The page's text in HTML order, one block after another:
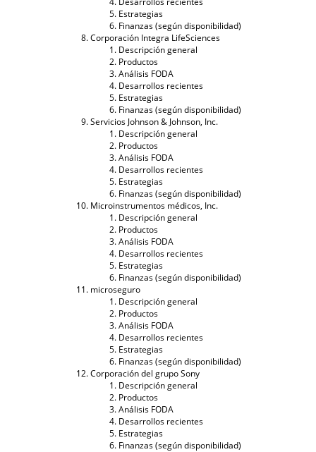
Estrategias
Finanzas (según disponibilidad)
Corporación Integra LifeSciences
Descripción general
Productos
Análisis FODA
Desarrollos recientes
Estrategias
Finanzas (según disponibilidad)
Servicios Johnson & Johnson, Inc.
Descripción general
Productos
Análisis FODA
Desarrollos recientes
Estrategias
Finanzas (según disponibilidad)
Microinstrumentos médicos, Inc.
Descripción general
Productos
Análisis FODA
Desarrollos recientes
Estrategias
Finanzas (según disponibilidad)
microseguro
Descripción general
Productos
Análisis FODA
Desarrollos recientes
Estrategias
Finanzas (según disponibilidad)
Corporación del grupo Sony
Descripción general
Productos
Análisis FODA
Desarrollos recientes
Estrategias
Finanzas (según disponibilidad)